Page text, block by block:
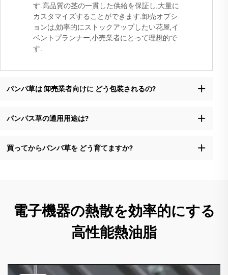
す.高品質の茎の一貫した供給を保証し,大量に
カスタマイズすることができます.卸売オプシ
ョンは,効率的にストックアップしたい花屋,イ
ベントプランナー,小売業者にとって理想的で
す.
パンパ草は 卸売業者向けに どう包装されるの?
パンパス草の通用用途は?
買ってからパンパ草を どう育てますか?
電子機器の熱散を効率的にする
高性能熱油脂